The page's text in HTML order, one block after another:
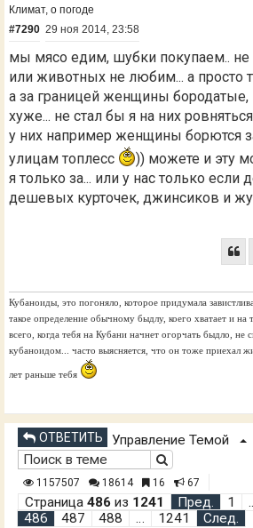
Климат, о погоде
#7290 29 ноя 2014, 23:58
мы мясо едим, шубки покупаем.. не
или животных не любим... а просто
а за границей женщины бородатые,
хуже... не стал бы я на них ровняться
у них например женщины борются
улицам топлесс
)) можете и эту
я только за... или у нас только если
дешевых курточек, джинсиков и
Кубаноиды, это погоняло, которое придумала
такое определение обычному быдлу, коего хватает и
всего, когда тебя на Кубани начнет огорчать быдло, не
кубаноидом... часто выясняется, что он тоже приехал
лет раньше тебя
ОТВЕТИТЬ Управление Темой
1157507 18614 16 67
Страница 486 из 1241 Пред. 1
486
487 488 … 1241 След.